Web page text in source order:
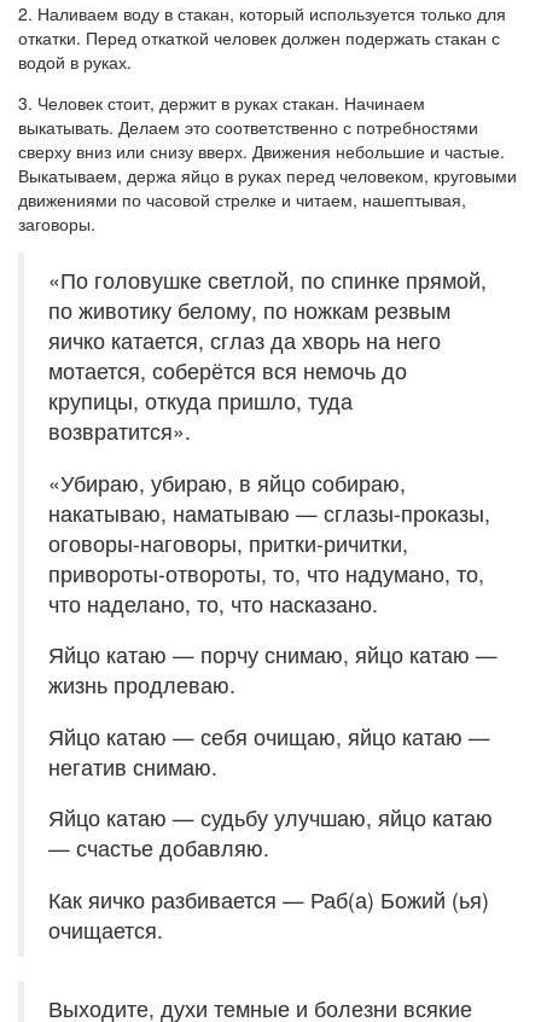
2. Наливаем воду в стакан, который используется только для
откатки. Перед откаткой человек должен подержать стакан с
водой в руках.
3. Человек стоит, держит в руках стакан. Начинаем
выкатывать. Делаем это соответственно с потребностями
сверху вниз или снизу вверх. Движения небольшие и частые.
Выкатываем, держа яйцо в руках перед человеком, круговыми
движениями по часовой стрелке и читаем, нашептывая,
заговоры.
«По головушке светлой, по спинке прямой,
по животику белому, по ножкам резвым
яичко катается, сглаз да хворь на него
мотается, соберётся вся немочь до
крупицы, откуда пришло, туда
возвратится».
«Убираю, убираю, в яйцо собираю,
накатываю, наматываю — сглазы-проказы,
оговоры-наговоры, притки-ричитки,
привороты-отвороты, то, что надумано, то,
что наделано, то, что насказано.
Яйцо катаю — порчу снимаю, яйцо катаю —
жизнь продлеваю.
Яйцо катаю — себя очищаю, яйцо катаю —
негатив снимаю.
Яйцо катаю — судьбу улучшаю, яйцо катаю
— счастье добавляю.
Как яичко разбивается — Раб(а) Божий (ья)
очищается.
Выходите, духи темные и болезни всякие